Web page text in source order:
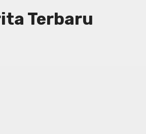
Terbaru